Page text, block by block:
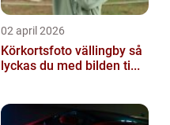
02 april 2026
Körkortsfoto vällingby så
lyckas du med bilden ti...